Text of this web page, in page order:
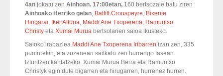
4an jokatu zen Ainhoan. 17:00etan, 160 bertsozale batu ziren
Ainhoako Herriko gelan, Battitt Crouspeyre, Bixente
Hirigarai, Iker Altuna, Maddi Ane Txoperena, Ramuntxo
Christy eta Xumai Murua bertsolarien saioa ikusteko.
Saioko irabazlea Maddi Ane Txoperena Iribarren izan zen, 335
punturekin, eta zuzenean sailkatu zen hurrengo fasean
Izturitzen kantatzeko. Xumai Murua Berra eta Ramuntxo
Christyk egin dute bigarren eta hirugarren, hurrenez hurren.